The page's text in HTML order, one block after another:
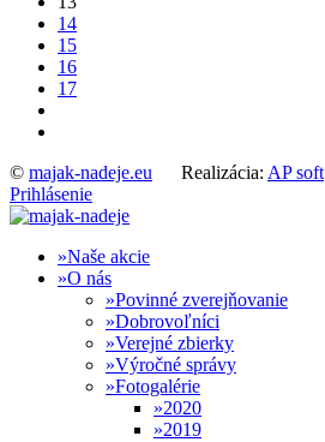
14
15
16
17
© majak-nadeje.eu Realizácia: AP soft
Prihlásenie
Naše akcie
O nás
Povinné zverejňovanie
Dobrovoľníci
Verejné zbierky
Výročné správy
Fotogalérie
2020
2019